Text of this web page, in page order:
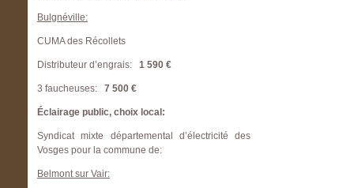
Bulgnéville:
CUMA des Récollets
Distributeur d’engrais: 1 590 €
3 faucheuses: 7 500 €
Éclairage public, choix local:
Syndicat mixte départemental d’électricité des
Vosges pour la commune de:
Belmont sur Vair: